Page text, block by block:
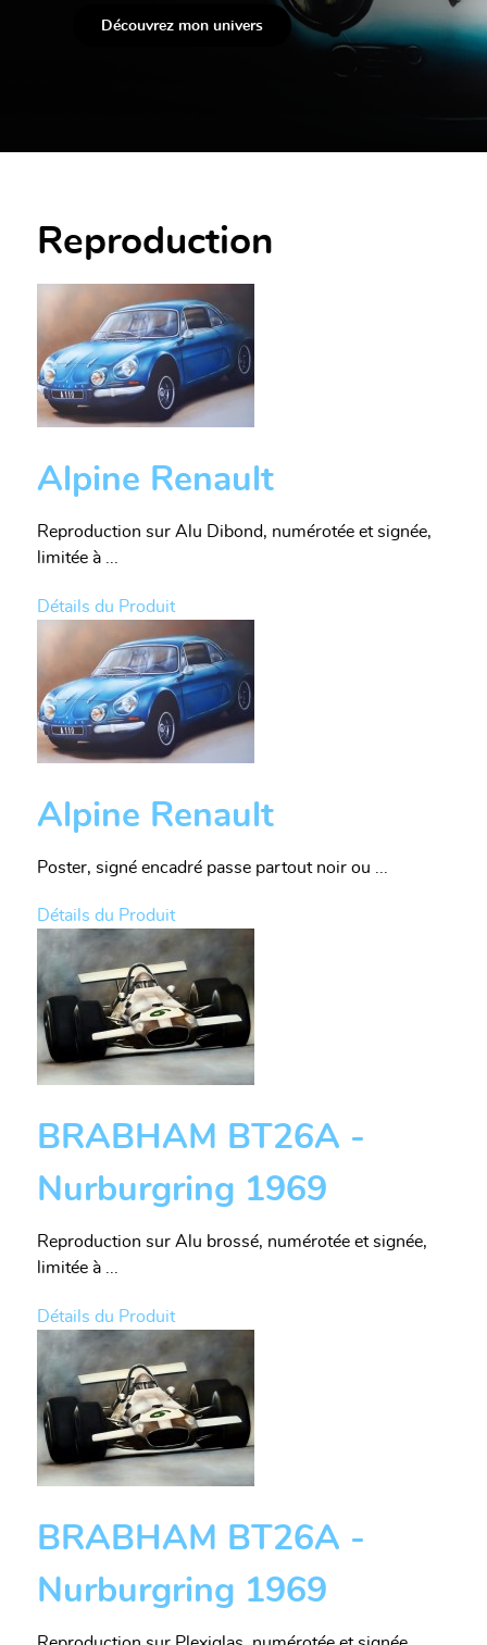
Découvrez mon univers
Reproduction
Alpine Renault
Reproduction sur Alu Dibond, numérotée et signée,
limitée à ...
Détails du Produit
Alpine Renault
Poster, signé encadré passe partout noir ou ...
Détails du Produit
BRABHAM BT26A -
Nurburgring 1969
Reproduction sur Alu brossé, numérotée et signée,
limitée à ...
Détails du Produit
BRABHAM BT26A -
Nurburgring 1969